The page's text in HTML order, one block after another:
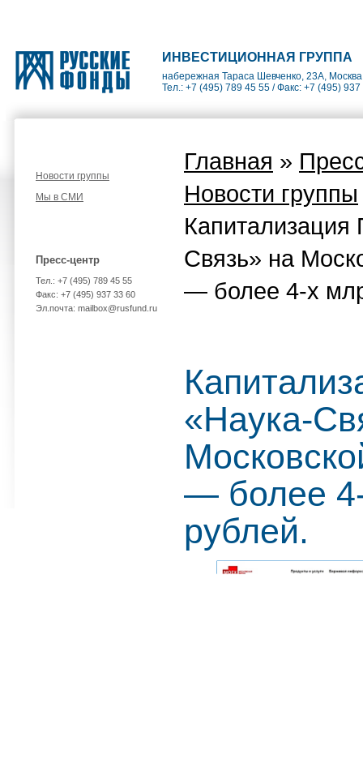
ИНВЕСТИЦИОННАЯ ГРУППА
набережная Тараса Шевченко, 23А,
Тел.: +7 (495) 789 45 55 / Факс: +7 (495)
Новости группы
Мы в СМИ
Пресс-центр
Тел.: +7 (495) 789 45 55
Факс: +7 (495) 937 33 60
Эл.почта: mailbox@rusfund.ru
Главная »
Новости группы
Связь» на
— более 4-х
«Наука-
— более
рублей.